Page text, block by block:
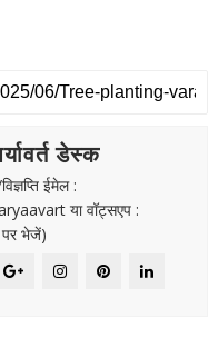
डेस्क
ईमेल :
या वॉट्सएप :
भेजें)